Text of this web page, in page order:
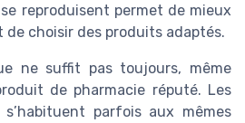
reproduisent permet de mieux
de choisir des produits adaptés.
ne suffit pas toujours, même
de pharmacie réputé. Les
parfois aux mêmes